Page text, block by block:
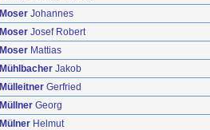
Moser Johannes
Moser Josef Robert
Moser Mattias
Mühlbacher Jakob
Mülleitner Gerfried
Müllner Georg
Mülner Helmut